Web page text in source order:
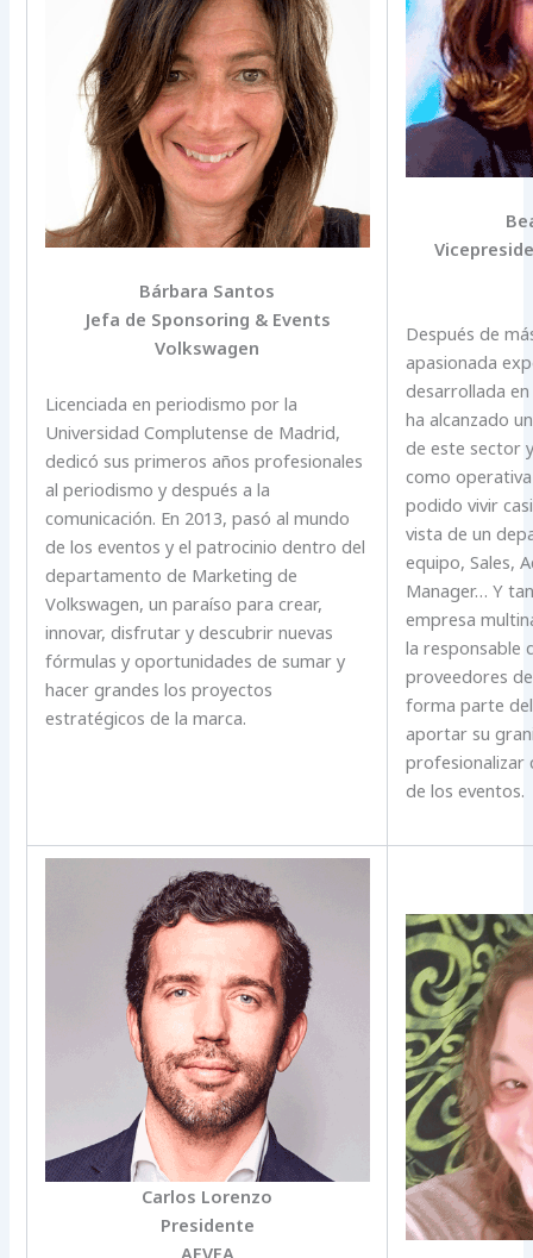
Bárbara Santos
Jefa de Sponsoring & Events
Volkswagen
Licenciada en periodismo por la
Universidad Complutense de Madrid,
dedicó sus primeros años profesionales
al periodismo y después a la
comunicación. En 2013, pasó al mundo
de los eventos y el patrocinio dentro del
departamento de Marketing de
Volkswagen, un paraíso para crear,
innovar, disfrutar y descubrir nuevas
fórmulas y oportunidades de sumar y
hacer grandes los proyectos
estratégicos de la marca.
Después de
apasionada
desarrollada
ha alcanzado
de este sector
como
podido vivir
vista de un
equipo, Sales,
Manager… Y
empresa
la responsable
proveedores
forma parte
aportar su
profesionalizar
de los eventos.
Carlos Lorenzo
Presidente